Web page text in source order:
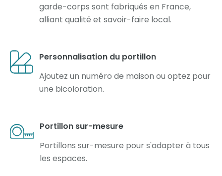
garde-corps sont fabriqués en France,
alliant qualité et savoir-faire local.
Personnalisation du portillon
Ajoutez un numéro de maison ou optez pour
une bicoloration.
Portillon sur-mesure
Portillons sur-mesure pour s'adapter à tous
les espaces.